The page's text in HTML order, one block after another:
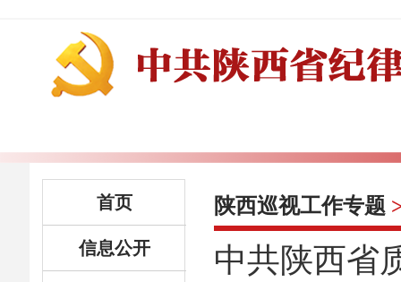
首页
信息公开
陕西巡视工作专题
中共陕西省